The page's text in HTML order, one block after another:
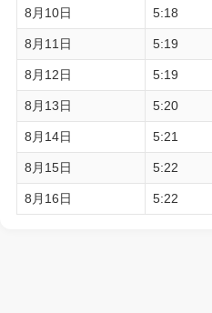
8月10日 5:18
8月11日 5:19
8月12日 5:19
8月13日 5:20
8月14日 5:21
8月15日 5:22
8月16日 5:22